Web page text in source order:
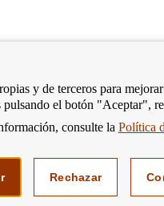
Podemos ayudarte
menú
y de terceros para
pulsando el botón "Aceptar",
consulte la Política
Rechazar